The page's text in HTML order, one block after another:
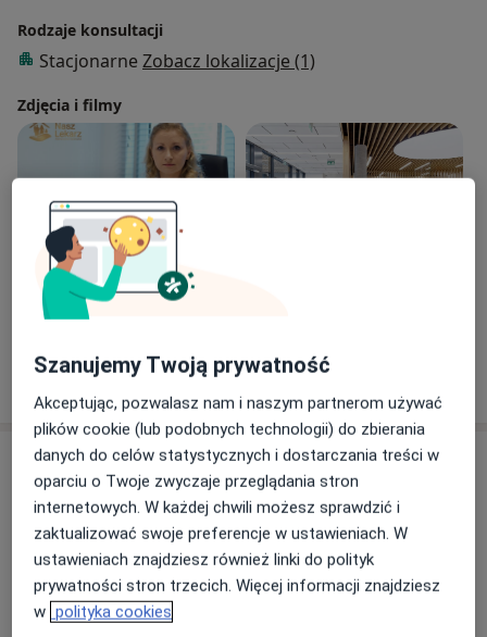
Rodzaje konsultacji
Stacjonarne Zobacz lokalizacje (1)
Zdjęcia i filmy
Zobacz galerię (6)
Pokaż więcej
Usługi i ceny
Konsultacja dietetyczna
170 zł Szczegóły Umów wizytę
W jaki sposób ustalane są ceny?
Szanujemy Twoją prywatność
Akceptując, pozwalasz nam i naszym partnerom używać
plików cookie (lub podobnych technologii) do zbierania
danych do celów statystycznych i dostarczania treści w
oparciu o Twoje zwyczaje przeglądania stron
internetowych. W każdej chwili możesz sprawdzić i
zaktualizować swoje preferencje w ustawieniach. W
ustawieniach znajdziesz również linki do polityk
prywatności stron trzecich. Więcej informacji znajdziesz
w polityka cookies